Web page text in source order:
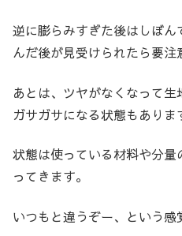
逆に膨らみすぎた後はしぼ
んだ後が見受けられたら要注
あとは、ツヤがなくなって
ガサガサになる状態もありま
状態は使っている材料や分
ってきます。
いつもと違うぞー、という感